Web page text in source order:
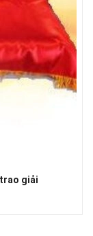
giải